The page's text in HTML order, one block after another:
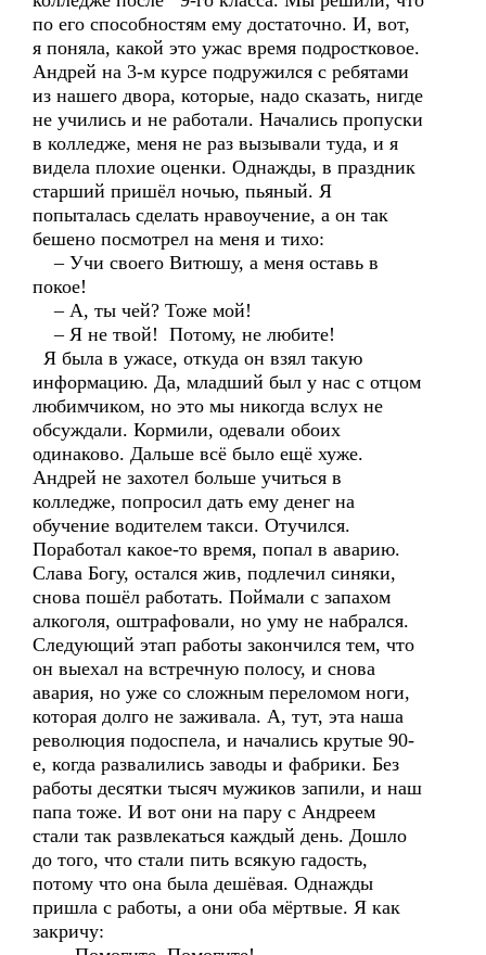
по его способностям ему достаточно. И, вот,
я поняла, какой это ужас время подростковое.
Андрей на 3-м курсе подружился с ребятами
из нашего двора, которые, надо сказать, нигде
не учились и не работали. Начались пропуски
в колледже, меня не раз вызывали туда, и я
видела плохие оценки. Однажды, в праздник
старший пришёл ночью, пьяный. Я
попыталась сделать нравоучение, а он так
бешено посмотрел на меня и тихо:
– Учи своего Витюшу, а меня оставь в
покое!
– А, ты чей? Тоже мой!
– Я не твой! Потому, не любите!
Я была в ужасе, откуда он взял такую
информацию. Да, младший был у нас с отцом
любимчиком, но это мы никогда вслух не
обсуждали. Кормили, одевали обоих
одинаково. Дальше всё было ещё хуже.
Андрей не захотел больше учиться в
колледже, попросил дать ему денег на
обучение водителем такси. Отучился.
Поработал какое-то время, попал в аварию.
Слава Богу, остался жив, подлечил синяки,
снова пошёл работать. Поймали с запахом
алкоголя, оштрафовали, но уму не набрался.
Следующий этап работы закончился тем, что
он выехал на встречную полосу, и снова
авария, но уже со сложным переломом ноги,
которая долго не заживала. А, тут, эта наша
революция подоспела, и начались крутые 90-
е, когда развалились заводы и фабрики. Без
работы десятки тысяч мужиков запили, и наш
папа тоже. И вот они на пару с Андреем
стали так развлекаться каждый день. Дошло
до того, что стали пить всякую гадость,
потому что она была дешёвая. Однажды
пришла с работы, а они оба мёртвые. Я как
закричу: